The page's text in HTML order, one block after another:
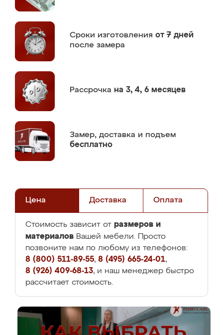
Сроки изготовления от 7 дней
после замера
Рассрочка на 3, 4, 6 месяцев
Замер, доставка и подъем
бесплатно
Цена Доставка Оплата
Стоимость зависит от размеров и
материалов Вашей мебели. Просто
позвоните нам по любому из телефонов:
8 (800) 511-89-55, 8 (495) 665-24-01,
8 (926) 409-68-13, и наш менеджер быстро
рассчитает стоимость.